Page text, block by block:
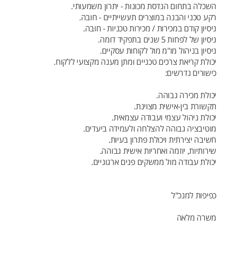
השכלה בתחום הנדסת מכונות - יתרון משמעותי.
רקע טכני והבנה במוצרים תעשייתיים - חובה.
ניסיון קודם במכירות / מכירות טכניות - חובה.
ניסיון של לפחות 5 שנים בתפקיד דומה.
ניסיון בניהול מו"מ מול לקוחות עסקיים.
יכולת קריאת צרכים טכניים ומתן מענה מקצועי ללקוח.
כישורים נדרשים:
יכולת מכירה גבוהה.
תקשורת בין-אישית מצוינת.
יכולת ניהול עצמי ועבודה עצמאית.
מוטיבציה גבוהה להצלחה ולעמידה ביעדים.
חשיבה יצירתית ויכולת פתרון בעיות.
שירותיות, יוזמה ואחריות אישית גבוהה.
יכולת עבודה מול ממשקים פנים ארגוניים.
כפיפות למנכ"ל
משרה מלאה